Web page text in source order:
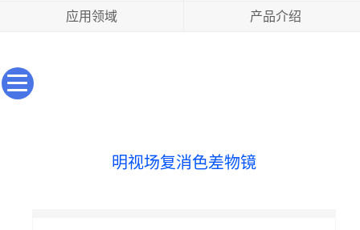
应用领域 产品介绍
明视场复消色差物镜